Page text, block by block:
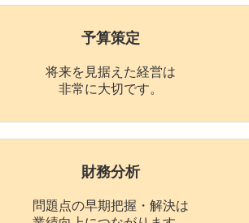
予算策定
将来を見据えた経営は
非常に大切です。
財務分析
問題点の早期把握・解決は